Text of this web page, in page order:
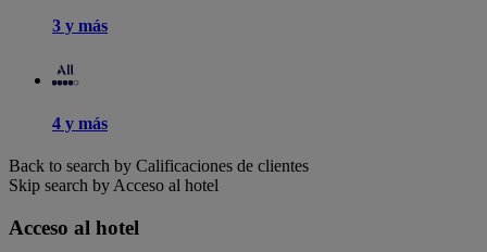
3 y más
4 y más
Back to search by Calificaciones de clientes
Skip search by Acceso al hotel
Acceso al hotel